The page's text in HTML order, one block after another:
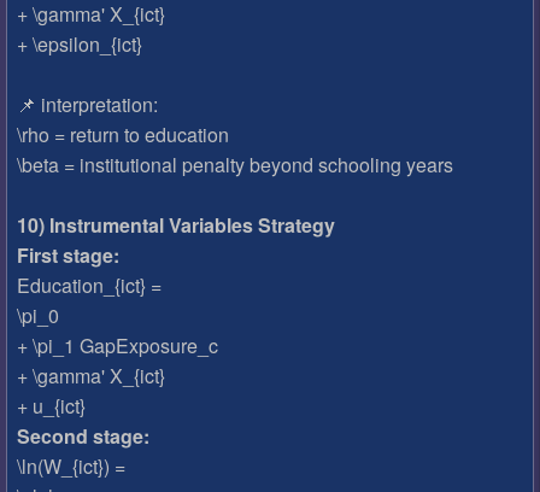
+ \gamma' X_{ict}
+ \epsilon_{ict}
📌 interpretation:
\rho = return to education
\beta = institutional penalty beyond schooling years
10) Instrumental Variables Strategy
First stage:
Education_{ict} =
\pi_0
+ \pi_1 GapExposure_c
+ \gamma' X_{ict}
+ u_{ict}
Second stage:
\ln(W_{ict}) =